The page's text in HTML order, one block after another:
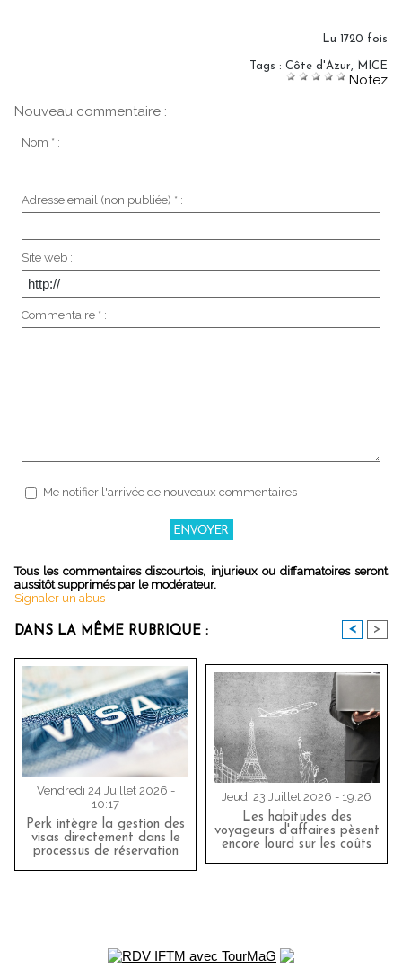
Lu 1720 fois
Tags : Côte d'Azur MICE
Notez
Nouveau commentaire :
Nom * :
Adresse email (non publiée) * :
Site web :
Commentaire * :
Me notifier l'arrivée de nouveaux commentaires
Tous les commentaires discourtois, injurieux ou diffamatoires seront
aussitôt supprimés par le modérateur.
Signaler un abus
DANS LA MÊME RUBRIQUE : < >
Vendredi 24 Juillet 2026 -
10:17
Perk intègre la gestion des
visas directement dans le
processus de réservation
Jeudi 23 Juillet 2026 - 19:26
Les habitudes des
voyageurs d'affaires pèsent
encore lourd sur les coûts